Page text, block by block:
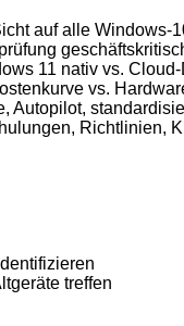
auf alle Windows-
11 nativ vs.
vs.
Autopilot,
Richtlinien,
treffen